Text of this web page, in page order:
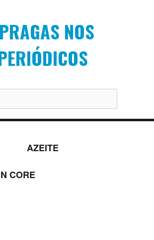
AZEITE
CORE